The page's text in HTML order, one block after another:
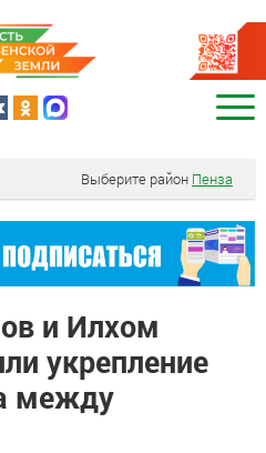
Выберите район Пенза
и Илхом
укрепление
между